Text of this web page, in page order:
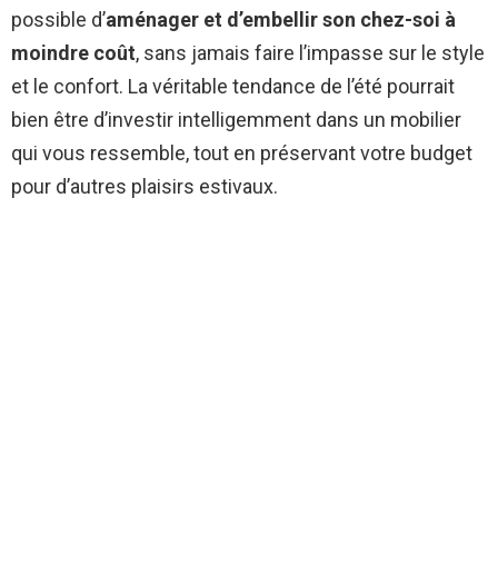
possible d’aménager et d’embellir son chez-soi à
moindre coût, sans jamais faire l’impasse sur le style
et le confort. La véritable tendance de l’été pourrait
bien être d’investir intelligemment dans un mobilier
qui vous ressemble, tout en préservant votre budget
pour d’autres plaisirs estivaux.